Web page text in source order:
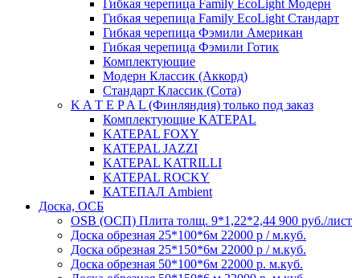
Гибкая черепица Family ЕсоLight Модерн
Гибкая черепица Family ЕсоLight Стандарт
Гибкая черепица Фэмили Американ
Гибкая черепица Фэмили Готик
Комплектующие
Модерн Классик (Аккорд)
Стандарт Классик (Сота)
K A T E P A L (Финляндия) только под заказ
Комплектующие KATEPAL
KATEPAL FOXY
KATEPAL JAZZI
KATEPAL KATRILLI
KATEPAL ROCKY
КАТЕПАЛ Ambient
Доска, ОСБ
OSB (ОСП) Плита толщ. 9*1,22*2,44 900 руб./лист
Доска обрезная 25*100*6м 22000 р / м.куб.
Доска обрезная 25*150*6м 22000 р / м.куб.
Доска обрезная 50*100*6м 22000 р. м.куб.